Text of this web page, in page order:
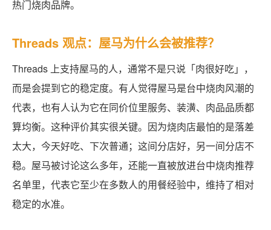
热门烧肉品牌。
Threads 观点：屋马为什么会被推荐？
Threads 上支持屋马的人，通常不是只说「肉很好吃」，
而是会提到它的稳定度。有人觉得屋马是台中烧肉风潮的
代表，也有人认为它在同价位里服务、装潢、肉品品质都
算均衡。这种评价其实很关键。因为烧肉店最怕的是落差
太大，今天好吃、下次普通；这间分店好，另一间分店不
稳。屋马被讨论这么多年，还能一直被放进台中烧肉推荐
名单里，代表它至少在多数人的用餐经验中，维持了相对
稳定的水准。